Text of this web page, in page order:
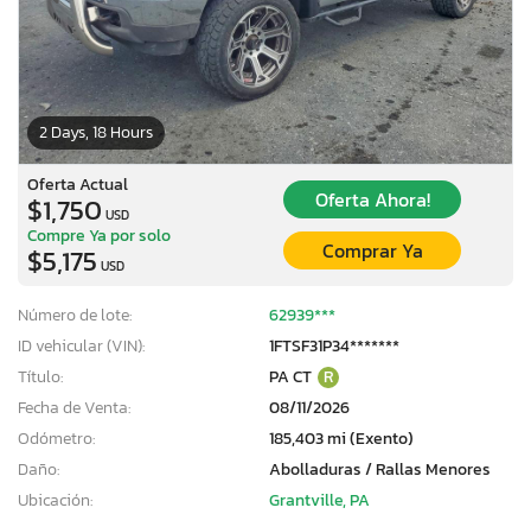
2 Days, 18 Hours
Oferta Actual
$1,750 USD
Oferta Ahora!
Compre Ya por solo
$5,175 USD
Comprar Ya
Número de lote:
62939***
ID vehicular (VIN):
1FTSF31P34*******
Título:
PA CT R
Fecha de Venta:
08/11/2026
Odómetro:
185,403 mi (Exento)
Daño:
Abolladuras / Rallas Menores
Ubicación:
Grantville, PA